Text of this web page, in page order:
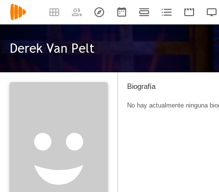
Derek Van Pelt
Biografía
No hay actualmente ninguna